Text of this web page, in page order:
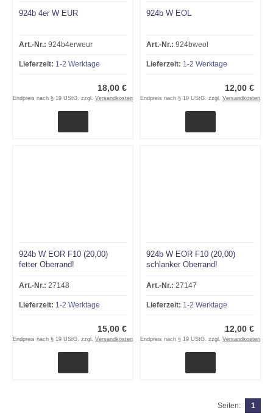
924b 4er W EUR
Art.-Nr.: 924b4erweur
Lieferzeit: 1-2 Werktage
18,00 €
Endpreis nach § 19 UStG. zzgl. Versandkosten
924b W EOL
Art.-Nr.: 924bweol
Lieferzeit: 1-2 Werktage
12,00 €
Endpreis nach § 19 UStG. zzgl. Versandkosten
924b W EOR F10 (20,00)
fetter Oberrand!
Art.-Nr.: 27148
Lieferzeit: 1-2 Werktage
15,00 €
Endpreis nach § 19 UStG. zzgl. Versandkosten
924b W EOR F10 (20,00)
schlanker Oberrand!
Art.-Nr.: 27147
Lieferzeit: 1-2 Werktage
12,00 €
Endpreis nach § 19 UStG. zzgl. Versandkosten
Seiten: 1